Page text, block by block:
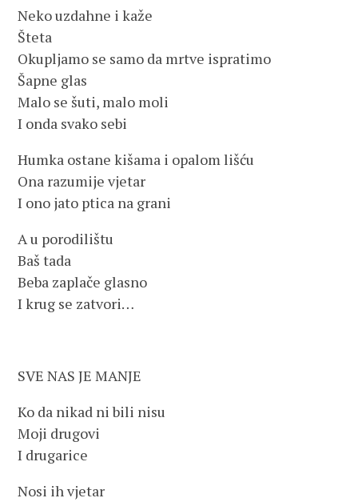
Neko uzdahne i kaže
Šteta
Okupljamo se samo da mrtve ispratimo
Šapne glas
Malo se šuti, malo moli
I onda svako sebi
Humka ostane kišama i opalom lišću
Ona razumije vjetar
I ono jato ptica na grani
A u porodilištu
Baš tada
Beba zaplače glasno
I krug se zatvori…
SVE NAS JE MANJE
Ko da nikad ni bili nisu
Moji drugovi
I drugarice
Nosi ih vjetar